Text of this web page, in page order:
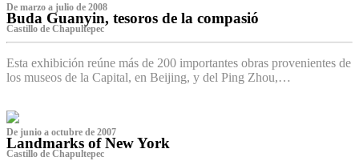
De marzo a julio de 2008
Buda Guanyin, tesoros de la compasió
Castillo de Chapultepec
Esta exhibición reúne más de 200 importantes obras provenientes de
los museos de la Capital, en Beijing, y del Ping Zhou,…
De junio a octubre de 2007
Landmarks of New York
Castillo de Chapultepec